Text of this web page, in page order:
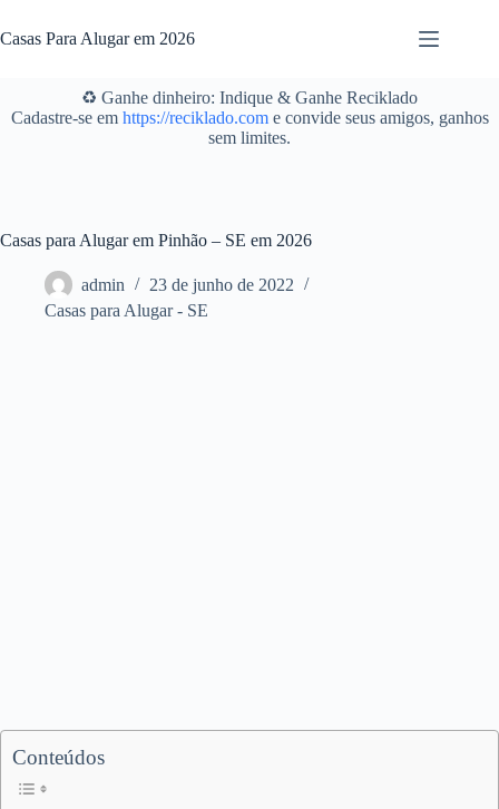
para
o
Casas Para Alugar em 2026
♻️ Ganhe dinheiro: Indique & Ganhe Reciklado
Cadastre-se em https://reciklado.come convide seus amigos, ganhos
sem limites.
Casas para Alugar em Pinhão – SE em 2026
admin
23 de junho de 2022
Casas para Alugar - SE
Conteúdos